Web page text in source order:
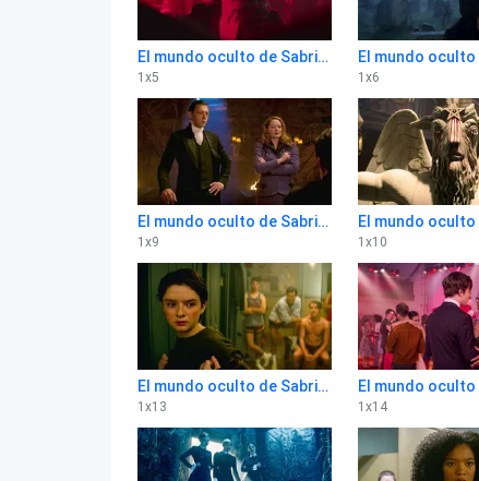
El mundo oculto de Sabrina 1x5
1 x5 1 x6
El mundo oculto de Sabrina 1x9
1 x9 1 x10
El mundo oculto de Sabrina 1x13
1 x13 1 x14